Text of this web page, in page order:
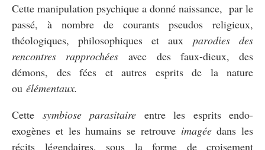
Cette manipulation psychique a donné naissance, par le
passé, à nombre de courants pseudos religieux,
théologiques, philosophiques et aux parodies des
rencontres rapprochées avec des faux-dieux, des
démons, des fées et autres esprits de la nature
ou élémentaux.
Cette symbiose parasitaire entre les esprits endo-
exogènes et les humains se retrouve imagéedans les
récits légendaires, sous la forme de croisement